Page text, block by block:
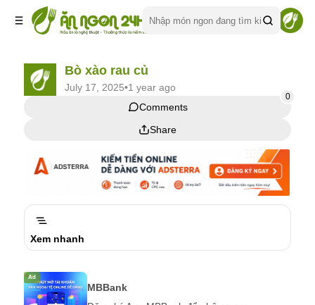
Bò xào rau củ
July 17, 2025•1 year ago
Comments
0
Share
Xem nhanh
Ad
MBBank